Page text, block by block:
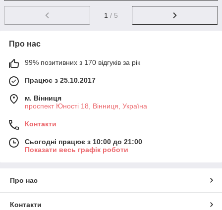
1 / 5
Про нас
99% позитивних з 170 відгуків за рік
Працює з 25.10.2017
м. Вінниця
проспект Юності 18, Вінниця, Україна
Контакти
Сьогодні працює з 10:00 до 21:00
Показати весь графік роботи
Про нас
Контакти